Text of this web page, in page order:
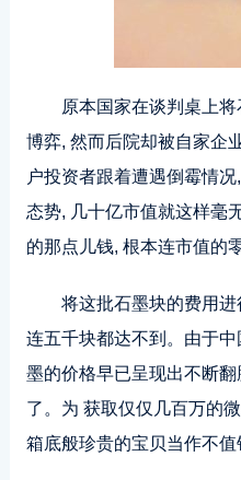
原本国家在谈判桌上
博弈, 然而后院却被自家企
户投资者跟着遭遇倒霉情
态势, 几十亿市值就这样毫
的那点儿钱, 根本连市值的
将这批石墨块的费用进
连五千块都达不到。由于
墨的价格早已呈现出不断
了。为 获取仅仅几百万的
箱底般珍贵的宝贝当作不值